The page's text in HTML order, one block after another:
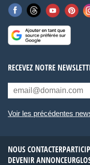
RECEVEZ NOTRE
Voir les précédentes
NOUS CONTACTER
DEVENIR ANNONCEUR